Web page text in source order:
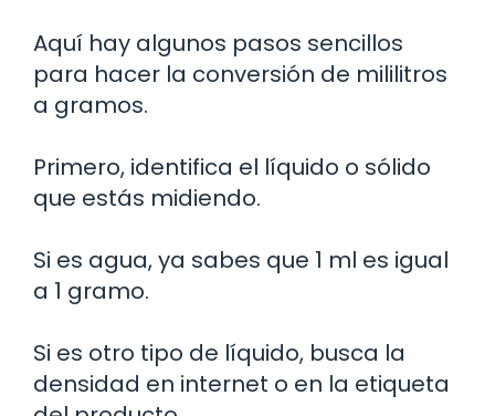
Aquí hay algunos pasos sencillos
para hacer la conversión de mililitros
a gramos.
Primero, identifica el líquido o sólido
que estás midiendo.
Si es agua, ya sabes que 1 ml es igual
a 1 gramo.
Si es otro tipo de líquido, busca la
densidad en internet o en la etiqueta